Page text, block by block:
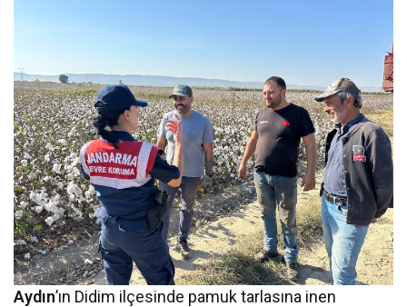
Aydın’ın Didim ilçesinde pamuk tarlasına inen